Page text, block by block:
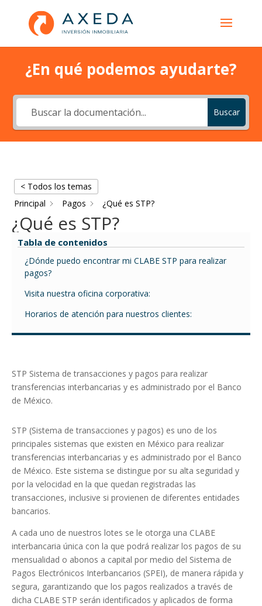
¿En qué podemos ayudarte?
Buscar
< Todos los temas
Principal
Pagos ¿Qué es STP?
¿Qué es STP?
Tabla de contenidos
¿Dónde puedo encontrar mi CLABE STP para realizar
pagos?
Visita nuestra oficina corporativa:
Horarios de atención para nuestros clientes:
STP Sistema de transacciones y pagos para realizar
transferencias interbancarias y es administrado por el Banco
de México.
STP (Sistema de transacciones y pagos) es uno de los
principales sistemas que existen en México para realizar
transferencias interbancarias y es administrado por el Banco
de México. Este sistema se distingue por su alta seguridad y
por la velocidad en la que quedan registradas las
transacciones, inclusive si provienen de diferentes entidades
bancarios.
A cada uno de nuestros lotes se le otorga una CLABE
interbancaria única con la que podrá realizar los pagos de su
mensualidad o abonos a capital por medio del Sistema de
Pagos Electrónicos Interbancarios (SPEI), de manera rápida y
segura, garantizando que los pagos realizados a través de
dicha CLABE STP serán identificados y aplicados de forma